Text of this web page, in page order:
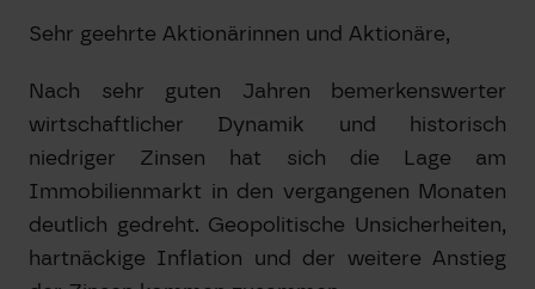
Sehr geehrte Aktionärinnen und Aktionäre,
Nach sehr guten Jahren bemerkenswerter
wirtschaftlicher Dynamik und historisch
niedriger Zinsen hat sich die Lage am
Immobilienmarkt in den vergangenen Monaten
deutlich gedreht. Geopolitische Unsicherheiten,
hartnäckige Inflation und der weitere Anstieg